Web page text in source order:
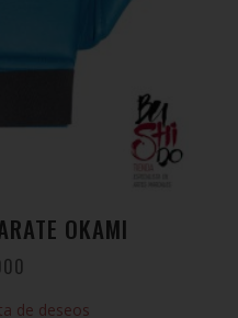
OKAMI
de deseos